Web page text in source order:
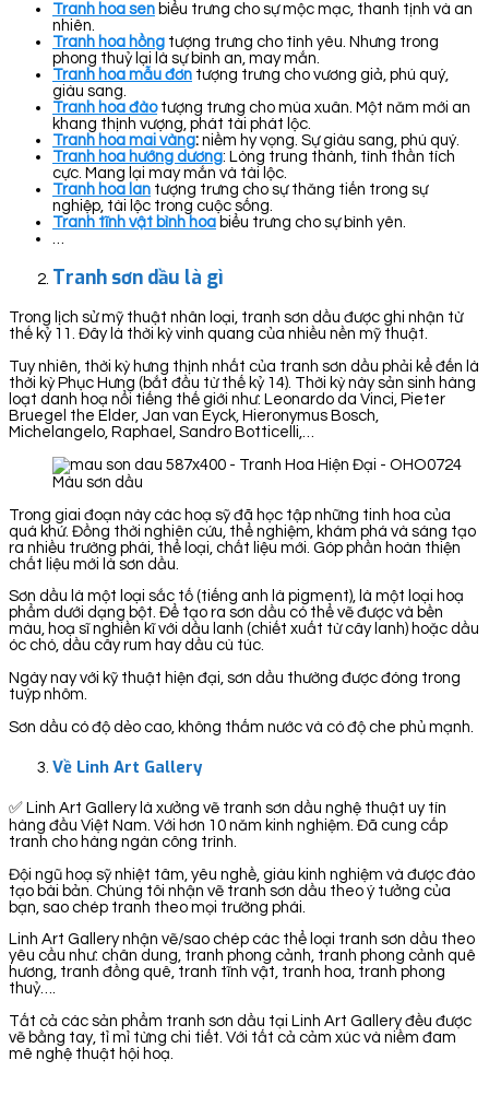
Tranh hoa sen biểu trưng cho sự mộc mạc, thanh tịnh và an
nhiên.
Tranh hoa hồng tượng trưng cho tình yêu. Nhưng trong
phong thuỷ lại là sự bình an, may mắn.
Tranh hoa mẫu đơn tượng trưng cho vương giả, phú quý,
giàu sang.
Tranh hoa đàotượng trưng cho mùa xuân. Một năm mới an
khang thịnh vượng, phát tài phát lộc.
Tranh hoa mai vàng: niềm hy vọng. Sự giàu sang, phú quý.
Tranh hoa hướng dương: Lòng trung thành, tình thần tích
cực. Mang lại may mắn và tài lộc.
Tranh hoa lan tượng trưng cho sự thăng tiến trong sự
nghiệp, tài lộc trong cuộc sống.
Tranh tĩnh vật bình hoa biểu trưng cho sự bình yên.
…
Tranh sơn dầu là gì
Trong lịch sử mỹ thuật nhân loại, tranh sơn dầu được ghi nhận từ
thế kỷ 11. Đây là thời kỳ vinh quang của nhiều nền mỹ thuật.
Tuy nhiên, thời kỳ hưng thịnh nhất của tranh sơn dầu phải kể đến là
thời kỳ Phục Hưng (bắt đầu từ thế kỷ 14). Thời kỳ này sản sinh hàng
loạt danh hoạ nổi tiếng thế giới như: Leonardo da Vinci, Pieter
Bruegel the Elder, Jan van Eyck, Hieronymus Bosch,
Michelangelo, Raphael, Sandro Botticelli,…
Màu sơn dầu
Trong giai đoạn này các hoạ sỹ đã học tập những tinh hoa của
quá khứ. Đồng thời nghiên cứu, thể nghiệm, khám phá và sáng tạo
ra nhiều trường phái, thể loại, chất liệu mới. Góp phần hoàn thiện
chất liệu mới là sơn dầu.
Sơn dầu là một loại sắc tố (tiếng anh là pigment), là một loại hoạ
phẩm dưới dạng bột. Để tạo ra sơn dầu có thể vẽ được và bền
màu, hoạ sĩ nghiền kĩ với dầu lanh (chiết xuất từ cây lanh) hoặc dầu
óc chó, dầu cây rum hay dầu cù túc.
Ngày nay với kỹ thuật hiện đại, sơn dầu thường được đóng trong
tuýp nhôm.
Sơn dầu có độ dẻo cao, không thấm nước và có độ che phủ mạnh.
Về Linh Art Gallery
✅ Linh Art Gallery là xưởng vẽ tranh sơn dầu nghệ thuật uy tín
hàng đầu Việt Nam. Với hơn 10 năm kinh nghiệm. Đã cung cấp
tranh cho hàng ngàn công trình.
Đội ngũ hoạ sỹ nhiệt tâm, yêu nghề, giàu kinh nghiệm và được đào
tạo bài bản. Chúng tôi nhận vẽ tranh sơn dầu theo ý tưởng của
bạn, sao chép tranh theo mọi trường phái.
Linh Art Gallery nhận vẽ/sao chép các thể loại tranh sơn dầu theo
yêu cầu như: chân dung, tranh phong cảnh, tranh phong cảnh quê
hương, tranh đồng quê, tranh tĩnh vật, tranh hoa, tranh phong
thuỷ….
Tất cả các sản phẩm tranh sơn dầu tại Linh Art Gallery đều được
vẽ bằng tay, tỉ mỉ từng chi tiết. Với tất cả cảm xúc và niềm đam
mê nghệ thuật hội hoạ.